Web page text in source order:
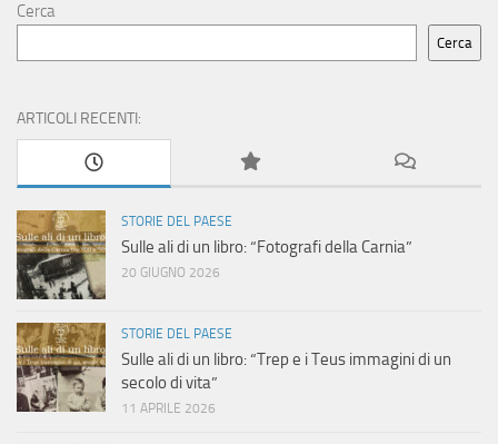
Cerca
Cerca
ARTICOLI RECENTI:
STORIE DEL PAESE
Sulle ali di un libro: “Fotografi della Carnia”
20 GIUGNO 2026
STORIE DEL PAESE
Sulle ali di un libro: “Trep e i Teus immagini di un
secolo di vita”
11 APRILE 2026